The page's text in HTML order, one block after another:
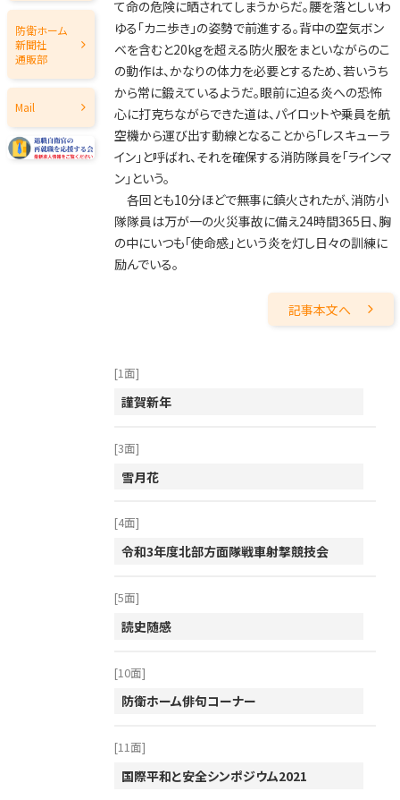
1月15日
1月1日
2020年
2019年
2018年
2016年
防衛ホーム
新聞社
通販部
Mail
て命の危険に晒されてしまうからだ。腰を落としいわ
ゆる「カニ歩き」の姿勢で前進する。背中の空気ボン
ベを含むと20kgを超える防火服をまといながらのこ
の動作は、かなりの体力を必要とするため、若いうち
から常に鍛えているようだ。眼前に迫る炎への恐怖
心に打克ちながらできた道は、パイロットや乗員を航
空機から運び出す動線となることから「レスキューラ
イン」と呼ばれ、それを確保する消防隊員を「ラインマ
ン」という。
各回とも10分ほどで無事に鎮火されたが、消防小
隊隊員は万が一の火災事故に備え24時間365日、胸
の中にいつも「使命感」という炎を灯し日々の訓練に
励んでいる。
記事本文へ
[1面]
謹賀新年
[3面]
雪月花
[4面]
令和3年度北部方面隊戦車射撃競技会
[5面]
読史随感
[10面]
防衛ホーム俳句コーナー
[11面]
国際平和と安全シンポジウム2021